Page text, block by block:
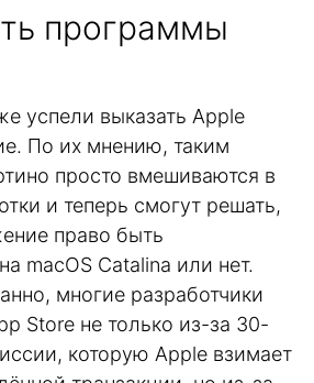
программы
успели выказать Apple
По их мнению, таким
просто вмешиваются в
и теперь смогут решать,
право быть
macOS Catalina или нет.
многие разработчики
Store не только из-за 30-
которую Apple взимает